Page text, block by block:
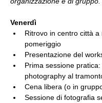
Venerdì
Ritrovo in centro città a
pomeriggio
Presentazione del
Prima sessione
photography al
Cena libera (o in
Sessione di fotografia